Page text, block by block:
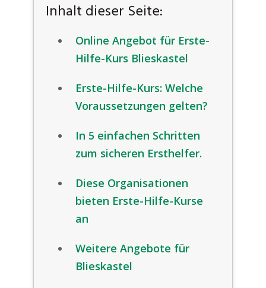
Inhalt dieser Seite:
Online Angebot für Erste-
Hilfe-Kurs Blieskastel
Erste-Hilfe-Kurs: Welche
Voraussetzungen gelten?
In 5 einfachen Schritten
zum sicheren Ersthelfer.
Diese Organisationen
bieten Erste-Hilfe-Kurse
an
Weitere Angebote für
Blieskastel